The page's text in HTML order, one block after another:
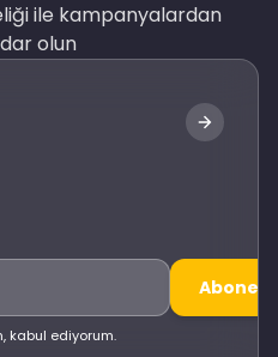
ile kampanyalardan
olun
Abone
kabul ediyorum.